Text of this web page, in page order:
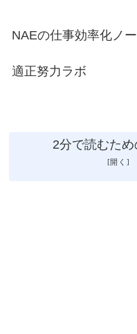
NAEの仕事効率化ノー
適正努力ラボ
2分で読むため